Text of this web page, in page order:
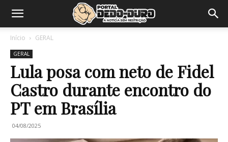
Início GERAL
GERAL
Lula posa com neto de Fidel
Castro durante encontro do
PT em Brasília
04/08/2025